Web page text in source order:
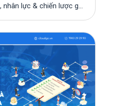
lực & chiến lược g...